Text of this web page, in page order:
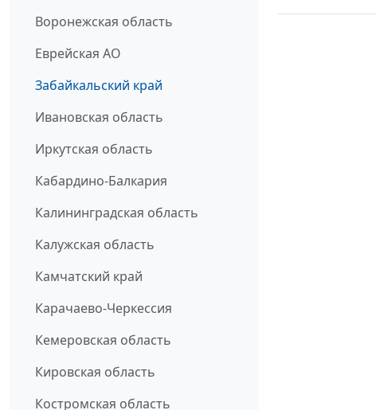
Воронежская область
Еврейская АО
Забайкальский край
Ивановская область
Иркутская область
Кабардино-Балкария
Калининградская область
Калужская область
Камчатский край
Карачаево-Черкессия
Кемеровская область
Кировская область
Костромская область